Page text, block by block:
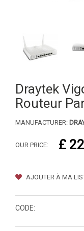
Draytek
Routeur
MANUFACTURER:
OUR PRICE: £
AJOUTER À MA
CODE: